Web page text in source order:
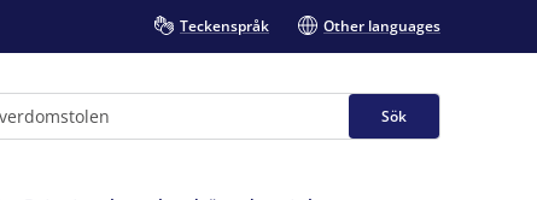
Teckenspråk Other languages
Sök